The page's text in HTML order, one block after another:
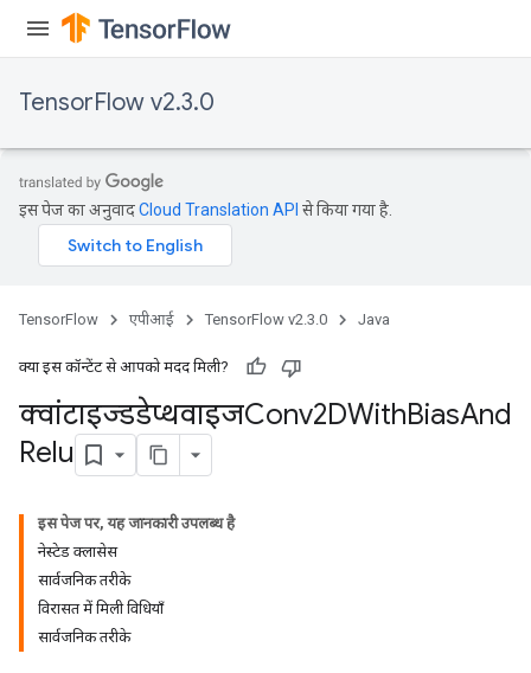
TensorFlow v2.3.0
इस पेज का अनुवादCloud Translation API से किया गया है.
TensorFlow एपीआई TensorFlow v2.3.0 Java
क्या इस कॉन्टेंट से आपको मदद मिली?
क्वांटाइज्डडेप्थवाइजConv2DWithBiasAnd
Relu
इस पेज पर, यह जानकारी उपलब्ध है
नेस्टेड क्लासेस
सार्वजनिक तरीके
विरासत में मिली विधियाँ
सार्वजनिक तरीके